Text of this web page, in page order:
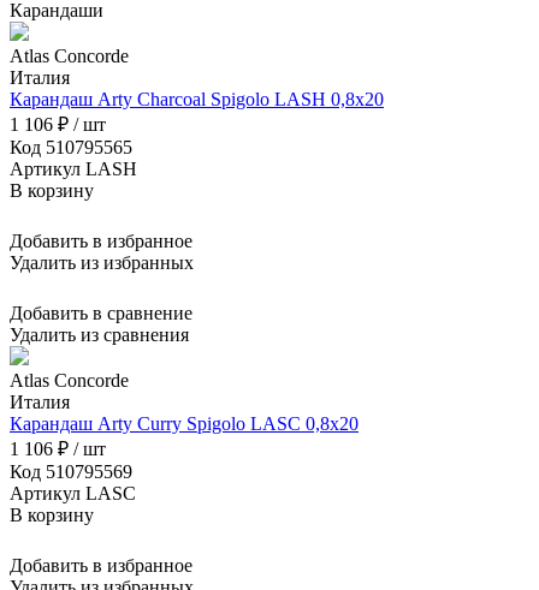
Карандаши
Atlas Concorde
Италия
Карандаш Arty Charcoal Spigolo LASH 0,8x20
1 106 ₽ / шт
Код 510795565
Артикул LASH
В корзину
Добавить в избранное
Удалить из избранных
Добавить в сравнение
Удалить из сравнения
Atlas Concorde
Италия
Карандаш Arty Curry Spigolo LASC 0,8x20
1 106 ₽ / шт
Код 510795569
Артикул LASC
В корзину
Добавить в избранное